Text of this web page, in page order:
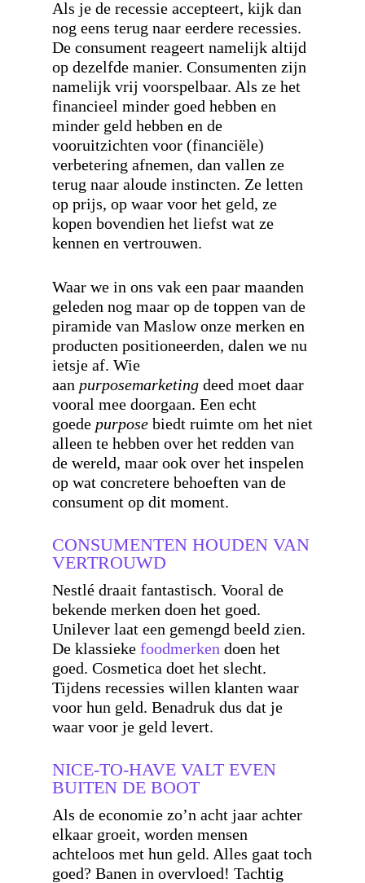
Als je de recessie accepteert, kijk dan
nog eens terug naar eerdere recessies.
De consument reageert namelijk altijd
op dezelfde manier. Consumenten zijn
namelijk vrij voorspelbaar. Als ze het
financieel minder goed hebben en
minder geld hebben en de
vooruitzichten voor (financiële)
verbetering afnemen, dan vallen ze
terug naar aloude instincten. Ze letten
op prijs, op waar voor het geld, ze
kopen bovendien het liefst wat ze
kennen en vertrouwen.
Waar we in ons vak een paar maanden
geleden nog maar op de toppen van de
piramide van Maslow onze merken en
producten positioneerden, dalen we nu
ietsje af. Wie
aan purposemarketing deed moet daar
vooral mee doorgaan. Een echt
goede purpose biedt ruimte om het niet
alleen te hebben over het redden van
de wereld, maar ook over het inspelen
op wat concretere behoeften van de
consument op dit moment.
CONSUMENTEN HOUDEN VAN
VERTROUWD
Nestlé draait fantastisch. Vooral de
bekende merken doen het goed.
Unilever laat een gemengd beeld zien.
De klassieke foodmerken doen het
goed. Cosmetica doet het slecht.
Tijdens recessies willen klanten waar
voor hun geld. Benadruk dus dat je
waar voor je geld levert.
NICE-TO-HAVE VALT EVEN
BUITEN DE BOOT
Als de economie zo’n acht jaar achter
elkaar groeit, worden mensen
achteloos met hun geld. Alles gaat toch
goed? Banen in overvloed! Tachtig